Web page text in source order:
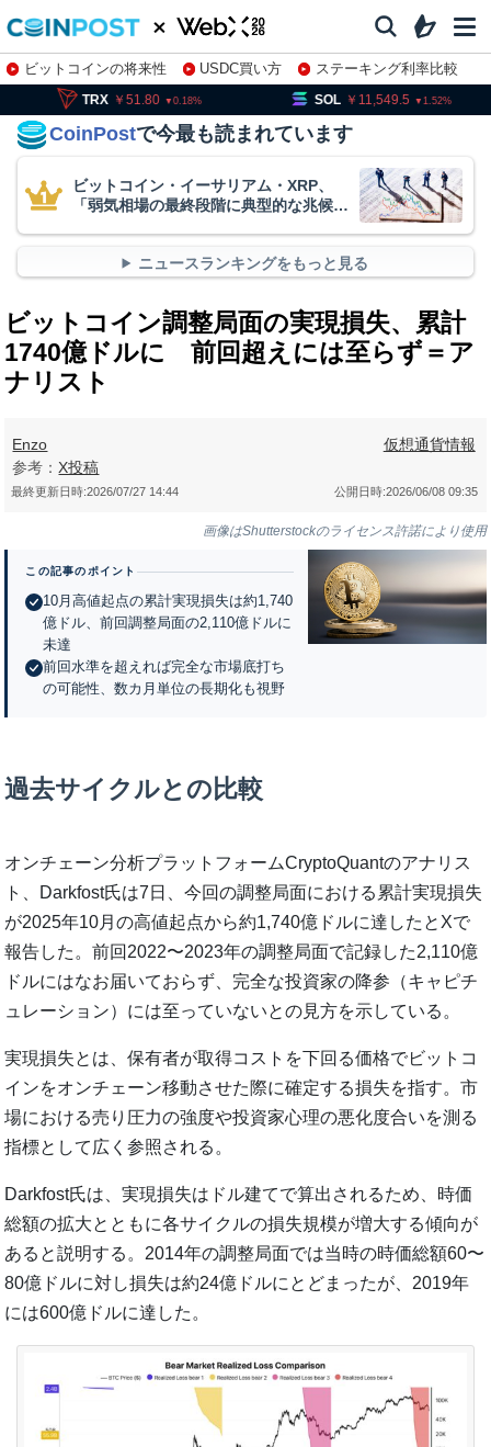
ビットコインの将来性 USDC買い方
ステーキング利率比較
株特集・関連銘柄
0.18 SOL 11,549.5 1.52 DOGE
CoinPostで今最も読まれています
ビットコイン・イーサリアム・XRP、
「弱気相場の最終段階に典型的な兆候」
ニュースランキングをもっと見る
ビットコイン調整局面の実現損失、累計
1740億ドルに 前回超えには至らず＝ア
ナリスト
Enzo
参考： X投稿
仮想通貨情報
公開日時:2026/06/08 09:35
最終更新日時:2026/07/27 14:44
画像はShutterstockのライセンス許諾により使用
この記事のポイント
10月高値起点の累計実現損失は約1,740
億ドル、前回調整局面の2,110億ドルに
未達
前回水準を超えれば完全な市場底打ち
の可能性、数カ月単位の長期化も視野
過去サイクルとの比較
オンチェーン分析プラットフォームCryptoQuantのアナリス
ト、Darkfost氏は7日、今回の調整局面における累計実現損失
が2025年10月の高値起点から約1,740億ドルに達したとXで
報告した。前回2022〜2023年の調整局面で記録した2,110億
ドルにはなお届いておらず、完全な投資家の降参（キャピチ
ュレーション）には至っていないとの見方を示している。
実現損失とは、保有者が取得コストを下回る価格でビットコ
インをオンチェーン移動させた際に確定する損失を指す。市
場における売り圧力の強度や投資家心理の悪化度合いを測る
指標として広く参照される。
Darkfost氏は、実現損失はドル建てで算出されるため、時価
総額の拡大とともに各サイクルの損失規模が増大する傾向が
あると説明する。2014年の調整局面では当時の時価総額60〜
80億ドルに対し損失は約24億ドルにとどまったが、2019年
には600億ドルに達した。